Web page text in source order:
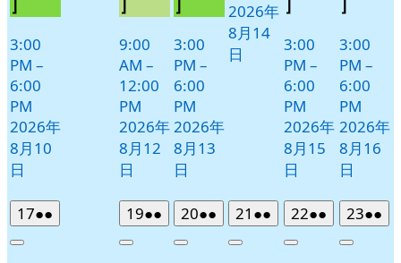
3:00
PM –
6:00
PM
2026年
8月10
日
9:00
AM –
12:00
PM
2026年
8月12
日
3:00
PM –
6:00
PM
2026年
8月13
日
2026年
8月14
日
3:00
PM –
6:00
PM
2026年
8月15
日
3:00
PM –
6:00
PM
2026年
8月16
日
172026
年
●●
件
Close
192026
年
●●
件
Close
202026
年
●●
件
Close
21 2026
年
●●
件
Close
222026
年
●●
件
Close
232026
年
●●
件
Close